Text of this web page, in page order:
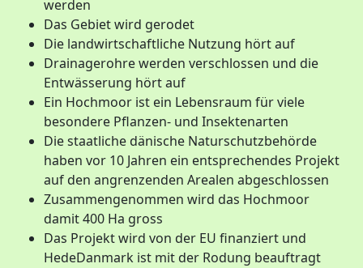
werden
Das Gebiet wird gerodet
Die landwirtschaftliche Nutzung hört auf
Drainagerohre werden verschlossen und die
Entwässerung hört auf
Ein Hochmoor ist ein Lebensraum für viele
besondere Pflanzen- und Insektenarten
Die staatliche dänische Naturschutzbehörde
haben vor 10 Jahren ein entsprechendes Projekt
auf den angrenzenden Arealen abgeschlossen
Zusammengenommen wird das Hochmoor
damit 400 Ha gross
Das Projekt wird von der EU finanziert und
HedeDanmark ist mit der Rodung beauftragt